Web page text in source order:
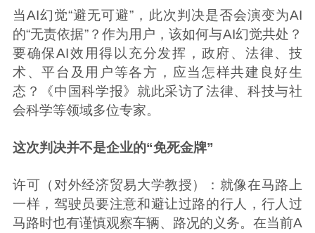
当AI幻觉“避无可避”，此次判决是否会演变为AI
的“无责依据”？作为用户，该如何与AI幻觉共处？
要确保AI效用得以充分发挥，政府、法律、技
术、平台及用户等各方，应当怎样共建良好生
态？《中国科学报》就此采访了法律、科技与社
会科学等领域多位专家。
这次判决并不是企业的“免死金牌”
许可（对外经济贸易大学教授）：就像在马路上
一样，驾驶员要注意和避让过路的行人，行人过
马路时也有谨慎观察车辆、路况的义务。在当前A